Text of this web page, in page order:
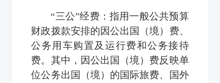
“三公”经费：指用一般公共预算
财政拨款安排的因公出国（境）费、
公务用车购置及运行费和公务接待
费。其中，因公出国（境）费反映单
位公务出国（境）的国际旅费、国外